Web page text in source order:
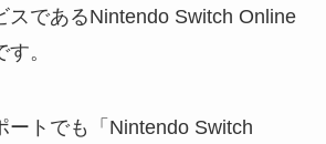
スであるNintendo Switch Online
。
ートでも「Nintendo Switch